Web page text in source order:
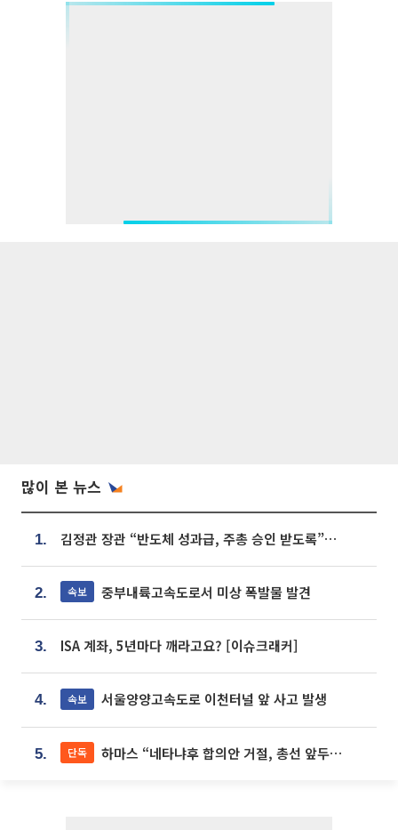
많이 본 뉴스
1. 김정관 장관 “반도체 성과급, 주총 승인 받도록”…상법·자본시장법 개정 시사
2. 속보 중부내륙고속도로서 미상 폭발물 발견
3. ISA 계좌, 5년마다 깨라고요? [이슈크래커]
4. 속보 서울양양고속도로 이천터널 앞 사고 발생
5. 단독 하마스 “네타냐후 합의안 거절, 총선 앞두고 시간 끌기”